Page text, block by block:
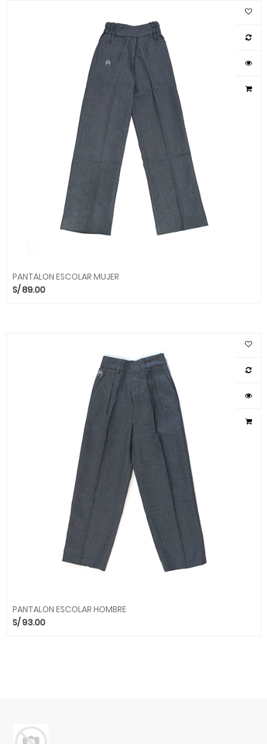
PANTALON ESCOLAR MUJER
S/89.00
PANTALON ESCOLAR HOMBRE
S/93.00